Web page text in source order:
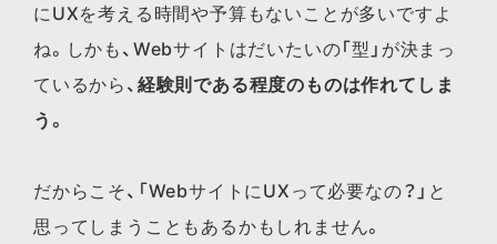
にUXを考える時間や予算もないことが多いですよ
ね。しかも、Webサイトはだいたいの「型」が決まっ
ているから、 経験則である程度のものは作れてしま
う。
だからこそ、「WebサイトにUXって必要なの？」と
思ってしまうこともあるかもしれません。